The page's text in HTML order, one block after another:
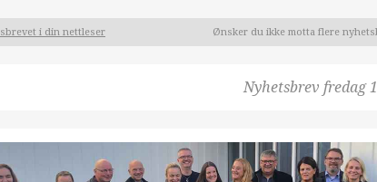
i din nettleser Ønsker du ikke motta flere
Nyhetsbrev fredag